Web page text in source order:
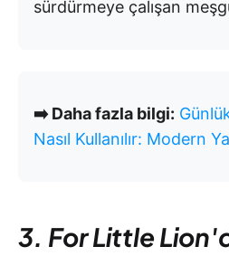
sürdürmeye çalışan
➡️ Daha fazla bilgi:
Nasıl Kullanılır: Modern
3. For Little